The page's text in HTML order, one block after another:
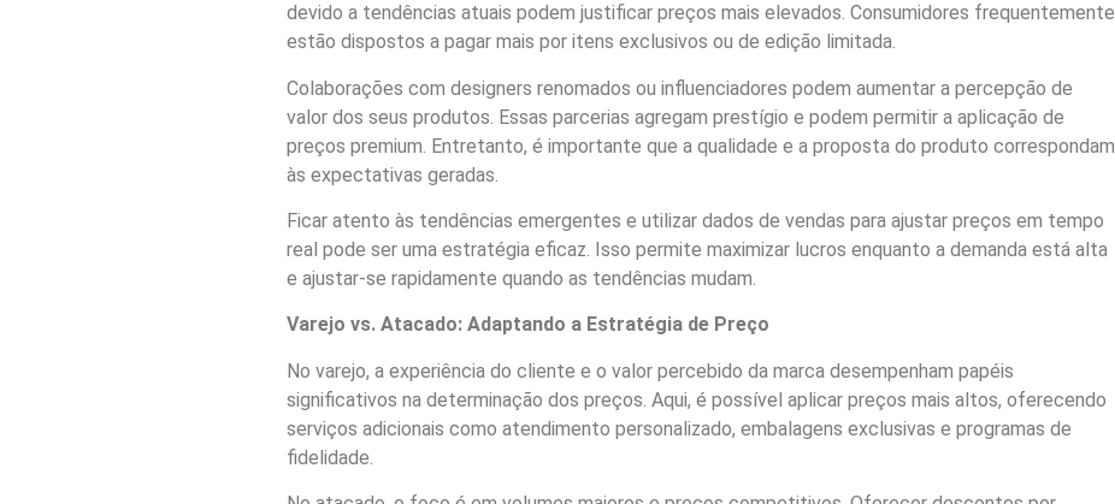
devido a tendências atuais podem justificar preços mais elevados. Consumidores frequentemente
estão dispostos a pagar mais por itens exclusivos ou de edição limitada.
Colaborações com designers renomados ou influenciadores podem aumentar a percepção de
valor dos seus produtos. Essas parcerias agregam prestígio e podem permitir a aplicação de
preços premium. Entretanto, é importante que a qualidade e a proposta do produto correspondam
às expectativas geradas.
Ficar atento às tendências emergentes e utilizar dados de vendas para ajustar preços em tempo
real pode ser uma estratégia eficaz. Isso permite maximizar lucros enquanto a demanda está alta
e ajustar-se rapidamente quando as tendências mudam.
Varejo vs. Atacado: Adaptando a Estratégia de Preço
No varejo, a experiência do cliente e o valor percebido da marca desempenham papéis
significativos na determinação dos preços. Aqui, é possível aplicar preços mais altos, oferecendo
serviços adicionais como atendimento personalizado, embalagens exclusivas e programas de
fidelidade.